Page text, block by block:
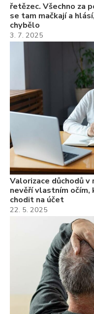
řetězec. Všechno za
se tam mačkají a
chybělo
3. 7. 2025
Valorizace důchodů v
nevěří vlastním očím,
chodit na účet
22. 5. 2025